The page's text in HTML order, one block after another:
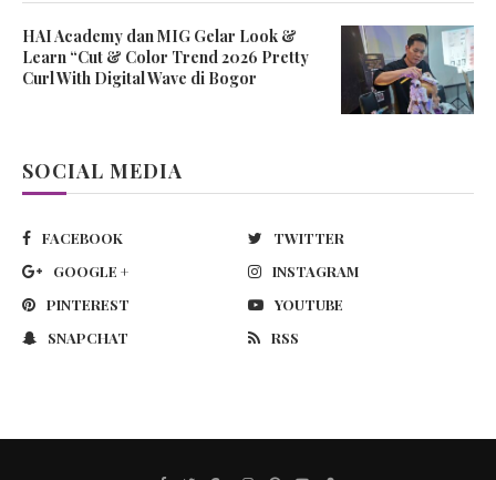
HAI Academy dan MIG Gelar Look &
Learn “Cut & Color Trend 2026 Pretty
Curl With Digital Wave di Bogor
SOCIAL MEDIA
FACEBOOK
TWITTER
GOOGLE +
INSTAGRAM
PINTEREST
YOUTUBE
SNAPCHAT
RSS